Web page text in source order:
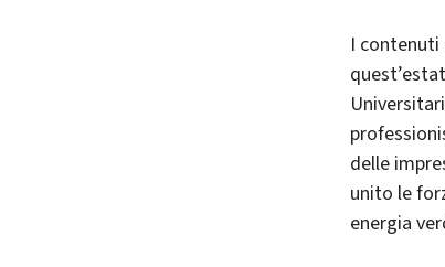
I
delle
unito le
energia